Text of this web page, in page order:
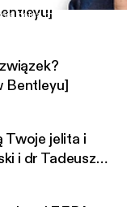
pełna moc! Jacek
Bentleyu]
Twoje jelita i
i dr Tadeusz